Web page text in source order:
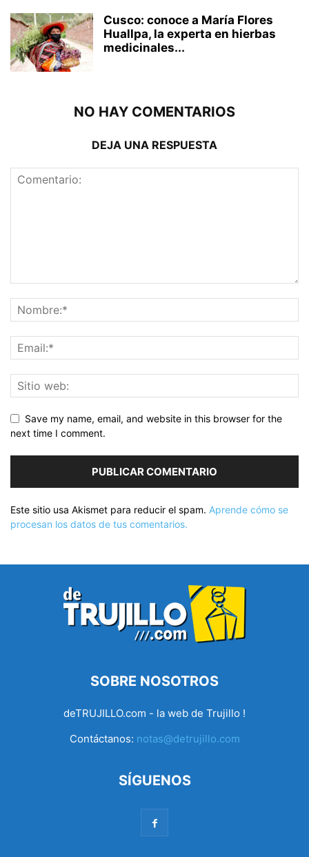
Cusco: conoce a María Flores
Huallpa, la experta en hierbas
medicinales...
NO HAY COMENTARIOS
DEJA UNA RESPUESTA
Save my name, email, and website in this browser for the
next time I comment.
Este sitio usa Akismet para reducir el spam. Aprende cómo se
procesan los datos de tus comentarios.
SOBRE NOSOTROS
deTRUJILLO.com - la web de Trujillo !
Contáctanos: notas@detrujillo.com
SÍGUENOS